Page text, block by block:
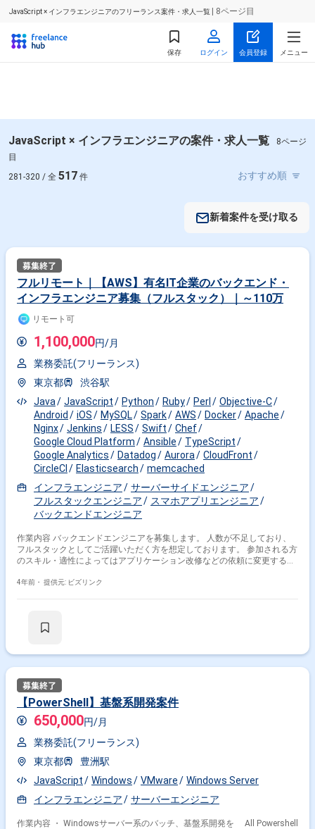
JavaScript × インフラエンジニアのフリーランス案件・求人一覧 | 8ページ目
保存 ログイン 会員登録 メニュー
JavaScript × インフラエンジニアの案件・求人一覧
8ページ
目
281-320 / 全 517 件
新着案件を受け取る
フルリモート｜【AWS】有名IT企業のバックエンド・
インフラエンジニア募集（フルスタック）｜～110万
リモート可
1,100,000円/月
業務委託(フリーランス)
東京都
渋谷駅
Java
JavaScript Python Ruby Perl
Objective-C
Android
iOS MySQL Spark AWS Docker
Apache
Nginx
Jenkins LESS Swift
Chef
Google Cloud Platform
Ansible
TypeScript
Google Analytics
Datadog Aurora
CloudFront
CircleCI
Elasticsearch
memcached
インフラエンジニア
サーバーサイドエンジニア
フルスタックエンジニア
スマホアプリエンジニア
バックエンドエンジニア
作業内容 バックエンドエンジニアを募集します。 人数が不足しており、
フルスタックとしてご活躍いただく方を想定しております。 参加される方
のスキル・適性によってはアプリケーション改修などの依頼に変更するこ
更 ・キャパシティ最適化、インデックス最適化、集約など ・アプ
更新 ・CVE対応、新機能・性能改善の取り込みなど ・その他各種
4年前・ 提供元: ビズリンク
【PowerShell】基盤系開発案件
650,000円/月
業務委託(フリーランス)
東京都
豊洲駅
JavaScript
Windows VMware
Windows Server
インフラエンジニア
サーバーエンジニア
作業内容 ・ Windowsサーバー系のバッチ、基盤系開発を All Powershell